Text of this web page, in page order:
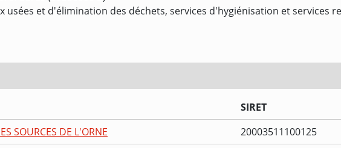
usées et d'élimination des déchets, services d'hygiénisation et services
SIRET
SOURCES DE L'ORNE
20003511100125